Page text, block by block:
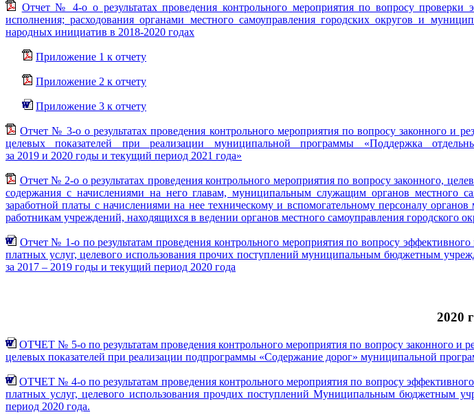
Отчет № 4-о о результатах проведения контрольного мероприятия по вопросу
исполнения; расходования органами местного самоуправления городских округов и
народных инициатив в 2018-2020 годах
Приложение 1 к отчету
Приложение 2 к отчету
Приложение 3 к отчету
Отчет № 3-о о результатах проведения контрольного мероприятия по вопросу законного и
целевых показателей при реализации муниципальной программы «Поддержка
за 2019 и 2020 годы и текущий период 2021 года»
Отчет № 2-о о результатах проведения контрольного мероприятия по вопросу законного,
содержания с начислениями на него главам, муниципальным служащим органов местного
заработной платы с начислениями на нее техническому и вспомогательному персоналу
работникам учреждений, находящихся в ведении органов местного самоуправления городского
Отчет № 1-о по результатам проведения контрольного мероприятия по вопросу
платных услуг, целевого использования прочих поступлений муниципальным бюджетным
за 2017 – 2019 годы и текущий период 2020 года
2020
ОТЧЕТ № 5-о по результатам проведения контрольного мероприятия по вопросу законного и
целевых показателей при реализации подпрограммы «Содержание дорог» муниципальной
ОТЧЕТ № 4-о по результатам проведения контрольного мероприятия по вопросу
платных услуг, целевого использования прочдих поступлений Муниципальным бюджетным
период 2020 года.